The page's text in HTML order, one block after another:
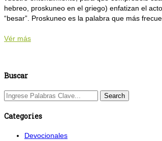
hebreo, proskuneo en el griego) enfatizan el
“besar”. Proskuneo es la palabra que más
Vér más
Buscar
Categories
Devocionales